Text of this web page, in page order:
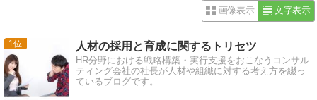
画像表示 文字表示
1 人材の採用と育成に関するトリセツ
HR分野における戦略構築・実行支援をおこなうコンサル
ティング会社の社長が人材や組織に対する考え方を綴っ
ているブログです。